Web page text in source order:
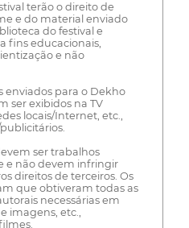
terão o direito de
e do material enviado
do festival e
fins educacionais,
e não
enviados para o Dekho
ser exibidos na TV
locais/Internet, etc.,
ser trabalhos
e não devem infringir
direitos de terceiros. Os
que obtiveram todas as
necessárias em
imagens, etc.,